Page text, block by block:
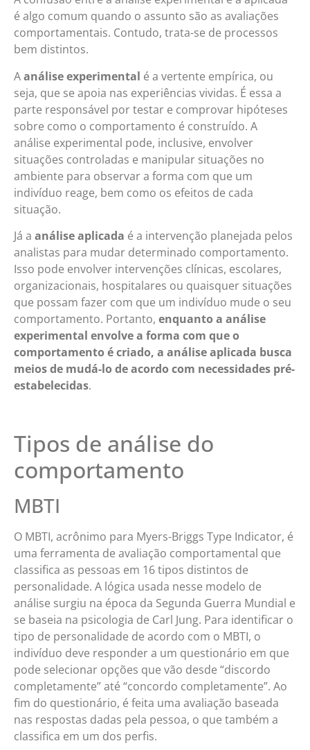
é algo comum quando o assunto são as avaliações
comportamentais. Contudo, trata-se de processos
bem distintos.
Aanálise experimental é a vertente empírica, ou
seja, que se apoia nas experiências vividas. É essa a
parte responsável por testar e comprovar hipóteses
sobre como o comportamento é construído. A
análise experimental pode, inclusive, envolver
situações controladas e manipular situações no
ambiente para observar a forma com que um
indivíduo reage, bem como os efeitos de cada
situação.
Já a análise aplicada é a intervenção planejada pelos
analistas para mudar determinado comportamento.
Isso pode envolver intervenções clínicas, escolares,
organizacionais, hospitalares ou quaisquer situações
que possam fazer com que um indivíduo mude o seu
comportamento. Portanto, enquanto a análise
experimental envolve a forma com que o
comportamento é criado, a análise aplicada busca
meios de mudá-lo de acordo com necessidades pré-
estabelecidas.
Tipos de análise do
comportamento
MBTI
O MBTI, acrônimo para Myers-Briggs Type Indicator, é
uma ferramenta de avaliação comportamental que
classifica as pessoas em 16 tipos distintos de
personalidade. A lógica usada nesse modelo de
análise surgiu na época da Segunda Guerra Mundial e
se baseia na psicologia de Carl Jung. Para identificar o
tipo de personalidade de acordo com o MBTI, o
indivíduo deve responder a um questionário em que
pode selecionar opções que vão desde “discordo
completamente” até “concordo completamente”. Ao
fim do questionário, é feita uma avaliação baseada
nas respostas dadas pela pessoa, o que também a
classifica em um dos perfis.